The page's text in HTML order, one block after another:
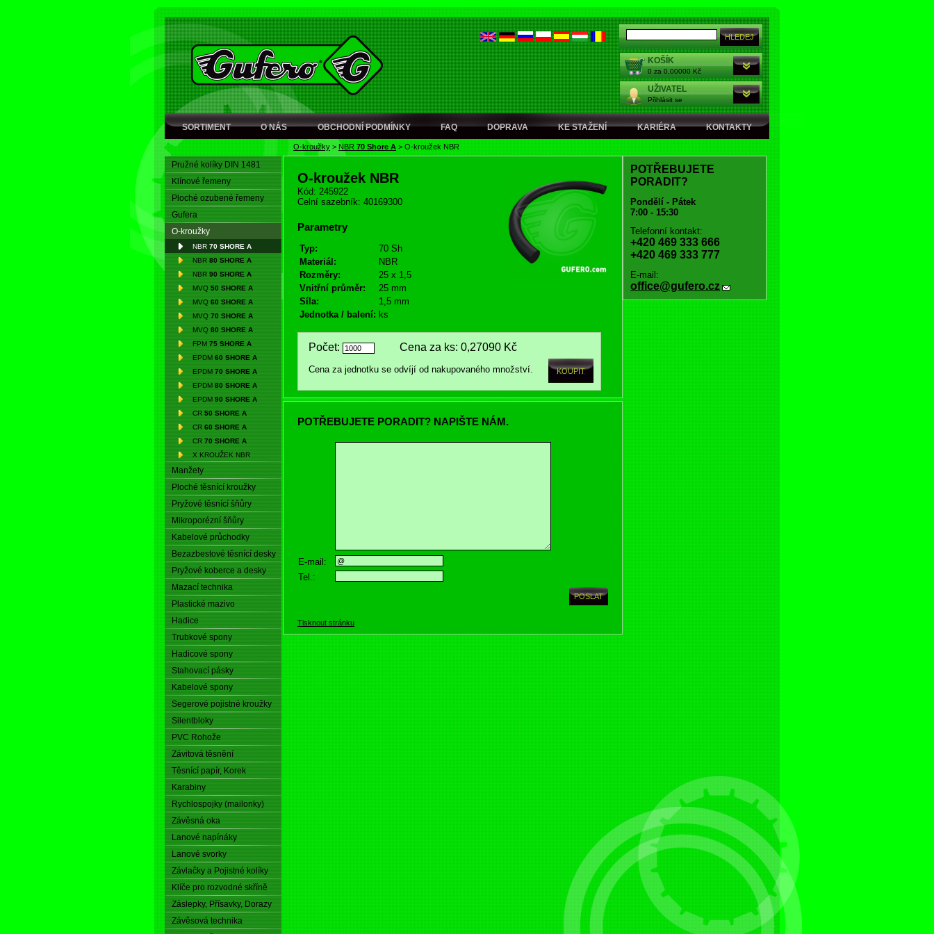
KOŠÍK
0 za 0,00000 Kč
UŽIVATEL
Přihlásit se
SORTIMENT O NÁS OBCHODNÍ PODMÍNKY FAQ DOPRAVA KE STAŽENÍ KARIÉRA KONTAKTY
O-kroužky > NBR 70 Shore A > O-kroužek NBR
Pružné kolíky DIN 1481
Klínové řemeny
Ploché ozubené řemeny
Gufera
O-kroužky
NBR 70 SHORE A
NBR 80 SHORE A
NBR 90 SHORE A
MVQ 50 SHORE A
MVQ 60 SHORE A
MVQ 70 SHORE A
MVQ 80 SHORE A
FPM 75 SHORE A
EPDM 60 SHORE A
EPDM 70 SHORE A
EPDM 80 SHORE A
EPDM 90 SHORE A
CR 50 SHORE A
CR 60 SHORE A
CR 70 SHORE A
X KROUŽEK NBR
Manžety
Ploché těsnící kroužky
Pryžové těsnící šňůry
Mikroporézní šňůry
Kabelové průchodky
Bezazbestové těsnící desky
Pryžové koberce a desky
Mazací technika
Plastické mazivo
Hadice
Trubkové spony
Hadicové spony
Stahovací pásky
Kabelové spony
Segerové pojistné kroužky
Silentbloky
PVC Rohože
Závitová těsnění
Těsnící papír, Korek
Karabiny
Rychlospojky (mailonky)
Závěsná oka
Lanové napínáky
Lanové svorky
Závlačky a Pojistné kolíky
Klíče pro rozvodné skříně
Záslepky, Přísavky, Dorazy
Závěsová technika
O-kroužek NBR
Kód: 245922
Celní sazebník: 40169300
Parametry
Typ:
70 Sh
Materiál:
NBR
Rozměry:
25 x 1,5
Vnitřní průměr:
25 mm
Síla:
1,5 mm
Jednotka / balení: ks
Počet: Cena za ks: 0,27090 Kč
Cena za jednotku se odvíjí od nakupovaného množství.
POTŘEBUJETE PORADIT? NAPIŠTE NÁM.
E-mail:
Tel.:
Tisknout stránku
POTŘEBUJETE
PORADIT?
Pondělí - Pátek
7:00 - 15:30
Telefonní kontakt:
+420 469 333 666
+420 469 333 777
E-mail:
office@gufero.cz